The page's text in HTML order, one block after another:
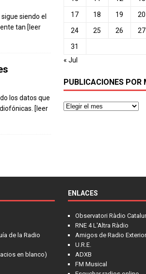
siendo el
tan [leer
los datos que
[leer
17 18 19 20
24 25 26 27
31
« Jul
PUBLICACIONES POR
de la Radio
en blanco)
ENLACES
Observatori Ràdio
RNE 4 L'Altra Ràdio
Amigos de Radio Exterior
U.R.E.
ADXB
FM Musical